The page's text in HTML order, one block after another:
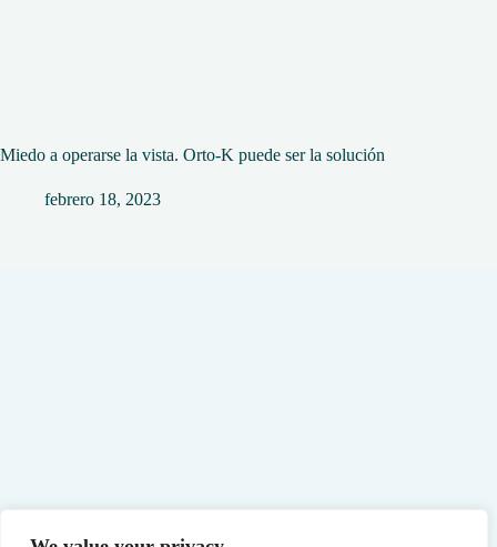
Miedo a operarse la vista. Orto-K puede ser la solución
febrero 18, 2023